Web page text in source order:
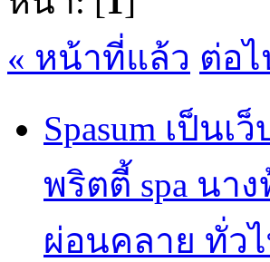
« หน้าที่แล้ว ต่อไ
Spasum เป็น
พริตตี้ spa นา
ผ่อนคลาย ทั่ว